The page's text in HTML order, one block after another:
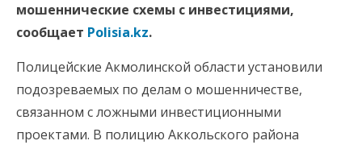
мошеннические схемы с инвестициями,
сообщает Polisia.kz.
Полицейские Акмолинской области установили
подозреваемых по делам о мошенничестве,
связанном с ложными инвестиционными
проектами. В полицию Аккольского района